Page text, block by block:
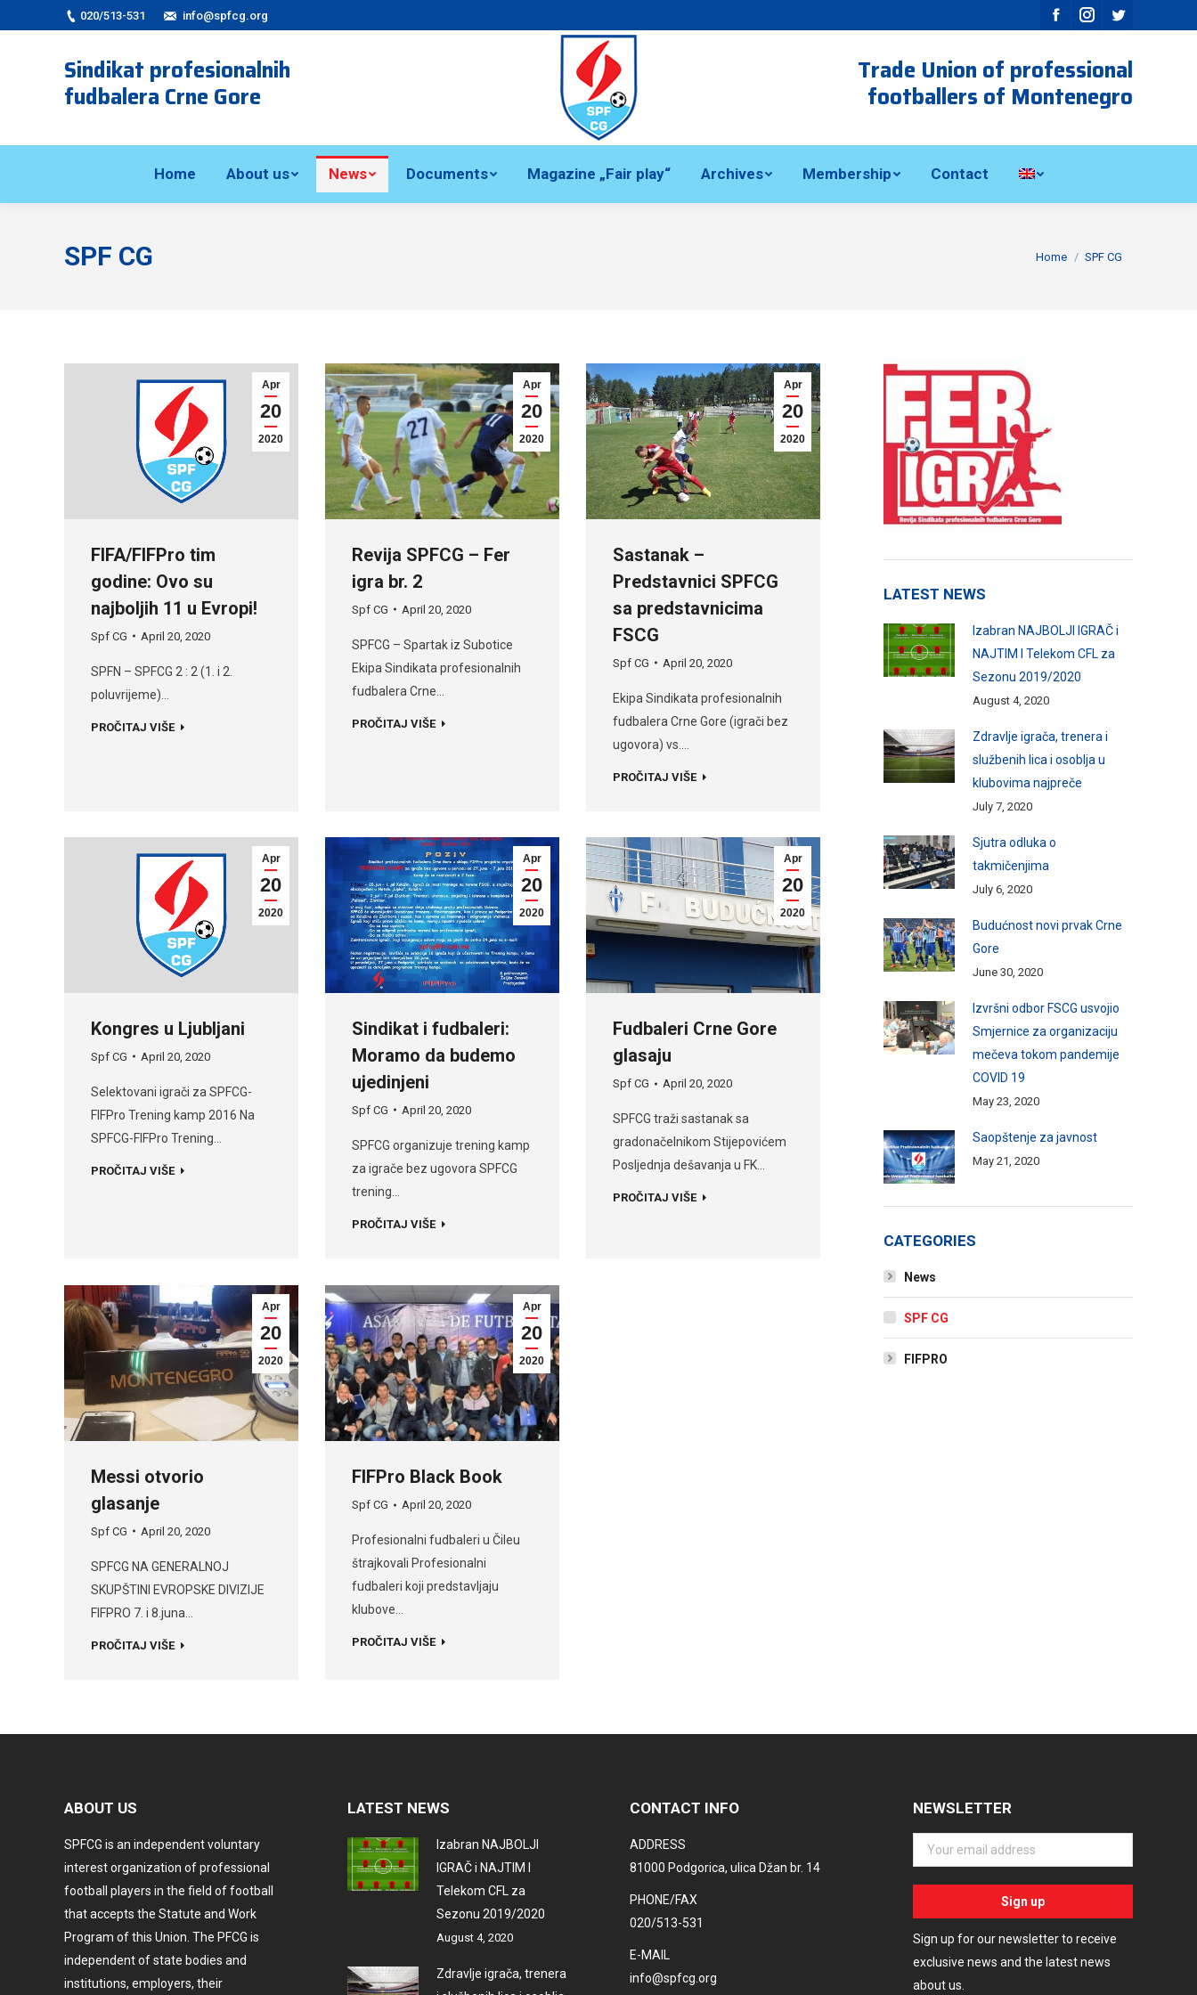
020/513-531 info@spfcg.org
FacebookInstagram
Twitter
Sindikat profesionalnih
fudbalera Crne Gore
Trade Union of professional
footballers of Montenegro
Home About us News Documents Magazine „Fair play“ Archives Membership Contact
SPF CG Home SPF CG
Apr
20
2020
FIFA/FIFPro tim
godine: Ovo su
najboljih 11 u Evropi!
Spf CG April 20, 2020
SPFN – SPFCG 2 : 2 (1. i 2.
poluvrijeme)…
PROČITAJ VIŠE
Apr
20
2020
Revija SPFCG – Fer
igra br. 2
Spf CG April 20, 2020
SPFCG – Spartak iz Subotice
Ekipa Sindikata profesionalnih
fudbalera Crne…
PROČITAJ VIŠE
Apr
20
2020
Sastanak –
Predstavnici SPFCG
sa predstavnicima
FSCG
Spf CG April 20, 2020
Ekipa Sindikata profesionalnih
fudbalera Crne Gore (igrači bez
ugovora) vs.…
PROČITAJ VIŠE
Apr
20
2020
Kongres u Ljubljani
Spf CG April 20, 2020
Selektovani igrači za SPFCG-
FIFPro Trening kamp 2016 Na
SPFCG-FIFPro Trening…
PROČITAJ VIŠE
Apr
20
2020
Sindikat i fudbaleri:
Moramo da budemo
ujedinjeni
Spf CG April 20, 2020
SPFCG organizuje trening kamp
za igrače bez ugovora SPFCG
trening…
PROČITAJ VIŠE
Apr
20
2020
Fudbaleri Crne Gore
glasaju
Spf CG April 20, 2020
SPFCG traži sastanak sa
gradonačelnikom Stijepovićem
Posljednja dešavanja u FK…
PROČITAJ VIŠE
Apr
20
2020
Messi otvorio
glasanje
Spf CG April 20, 2020
SPFCG NA GENERALNOJ
SKUPŠTINI EVROPSKE DIVIZIJE
FIFPRO 7. i 8.juna…
PROČITAJ VIŠE
Apr
20
2020
FIFPro Black Book
Spf CG April 20, 2020
Profesionalni fudbaleri u Čileu
štrajkovali Profesionalni
fudbaleri koji predstavljaju
klubove…
PROČITAJ VIŠE
LATEST NEWS
Izabran NAJBOLJI IGRAČ i
NAJTIM I Telekom CFL za
Sezonu 2019/2020
August 4, 2020
Zdravlje igrača, trenera i
službenih lica i osoblja u
klubovima najpreče
July 7, 2020
Sjutra odluka o
takmičenjima
July 6, 2020
Budućnost novi prvak Crne
Gore
June 30, 2020
Izvršni odbor FSCG usvojio
Smjernice za organizaciju
mečeva tokom pandemije
COVID 19
May 23, 2020
Saopštenje za javnost
May 21, 2020
CATEGORIES
News
SPF CG
FIFPRO
ABOUT US
SPFCG is an independent voluntary
interest organization of professional
football players in the field of football
that accepts the Statute and Work
Program of this Union. The PFCG is
independent of state bodies and
institutions, employers, their
LATEST NEWS
Izabran NAJBOLJI
IGRAČ i NAJTIM I
Telekom CFL za
Sezonu 2019/2020
August 4, 2020
Zdravlje igrača, trenera
CONTACT INFO
ADDRESS
81000 Podgorica, ulica Džan br. 14
PHONE/FAX
020/513-531
E-MAIL
info@spfcg.org
NEWSLETTER
Sign up for our newsletter to receive
exclusive news and the latest news
about us.